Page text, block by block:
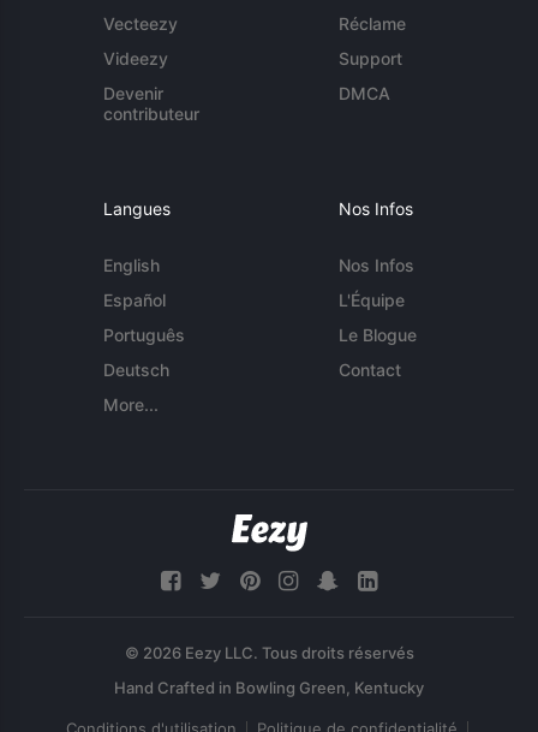
Vecteezy
Videezy
Devenir
contributeur
Réclame
Support
DMCA
Langues
English
Español
Português
Deutsch
More...
Nos Infos
Nos Infos
L'Équipe
Le Blogue
Contact
© 2026 Eezy LLC. Tous droits réservés